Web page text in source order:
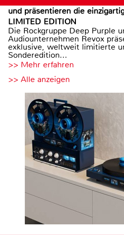
und präsentieren die
LIMITED EDITION
Die Rockgruppe Deep Purple
Audiounternehmen Revox
exklusive, weltweit limitierte
Sonderedition...
>> Mehr erfahren
>> Alle anzeigen